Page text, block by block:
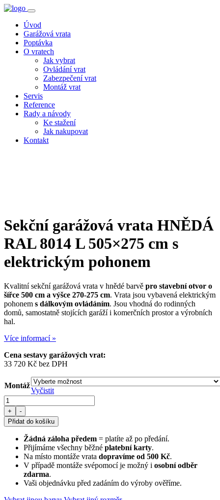
Úvod
Garážová vrata
Poptávka
O vratech
Jak vybrat
Ovládání vrat
Zabezpečení vrat
Montáž vrat
Servis
Reference
Rady a návody
Ke stažení
Jak nakupovat
Kontakt
Sekční garážová vrata HNĚDÁ
RAL 8014 L 505×275 cm s
elektrickým pohonem
Kvalitní sekční garážová vrata v hnědé barvě pro stavební otvor o
šířce 500 cm a výšce 270-275 cm. Vrata jsou vybavená elektrickým
pohonem s dálkovým ovládáním. Jsou vhodná do rodinných
domů, samostatně stojících garáží i komerčních prostor a výrobních
hal.
Více informací »
Cena sestavy garážových vrat:
33 720 Kč bez DPH
Montáž
Vyčistit
Sekční
garážová
vrata
HNĚDÁ
505×275
elektrickým
pohonem
+
-
Přidat do košíku
Žádná záloha předem = platíte až po předání.
Přijímáme všechny běžné platební karty.
Na místo montáže vrata dopravíme od 500 Kč.
V případě montáže svépomocí je možný i osobní odběr
zdarma.
Vaši objednávku před zadáním do výroby ověříme.